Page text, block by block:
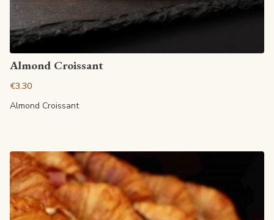
Almond Croissant
€3.30
Almond Croissant